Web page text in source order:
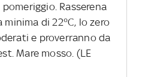
Rasserena
di 22°C, lo zero
e proverranno da
Mare mosso. (LE